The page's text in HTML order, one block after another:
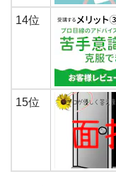
14位
15位